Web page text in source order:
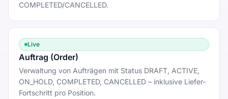
COMPLETED/CANCELLED.
Live
Auftrag (Order)
Verwaltung von Aufträgen mit Status DRAFT, ACTIVE,
ON_HOLD, COMPLETED, CANCELLED – inklusive Liefer-
Fortschritt pro Position.